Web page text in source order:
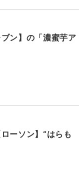
ン】の「濃蜜芋ア
ーソン】“はらも